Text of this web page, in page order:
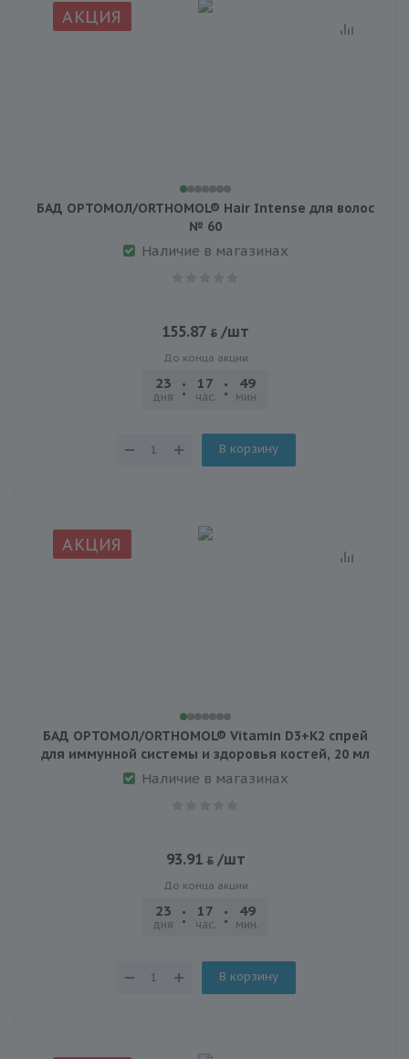
АКЦИЯ
БАД ОРТОМОЛ/ORTHOMOL® Hair Intense для волос
№ 60
Наличие в магазинах
155.87 /шт
До конца акции
23
дня
17
час.
49
мин.
В корзину
АКЦИЯ
БАД ОРТОМОЛ/ORTHOMOL® Vitamin D3+K2 спрей
для иммунной системы и здоровья костей, 20 мл
Наличие в магазинах
93.91 /шт
До конца акции
23
дня
17
час.
49
мин.
В корзину